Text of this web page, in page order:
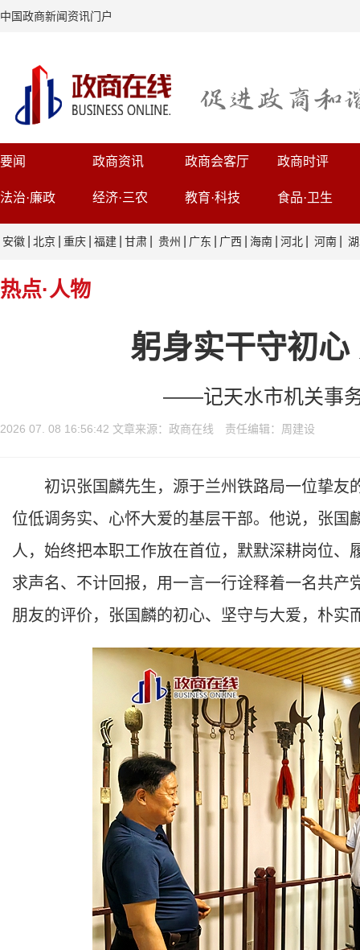
中国政商新闻资讯门户
要闻 政商资讯 政商会客厅 政商时评
法治·廉政 经济·三农 教育·科技 食品·卫生
安徽 北京 重庆 福建 甘肃 贵州 广东 广西 海南 河北 河南
热点·人物
躬身实干守初
——记天水市机关事
2026 07. 08 16:56:42 文章来源：政商在线 责任编辑：周建设
初识张国麟先生，源于兰州铁路局一位挚友
位低调务实、心怀大爱的基层干部。他说，张
人，始终把本职工作放在首位，默默深耕岗位
求声名、不计回报，用一言一行诠释着一名共
朋友的评价，张国麟的初心、坚守与大爱，朴实